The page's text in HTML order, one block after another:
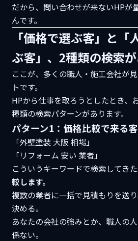
だから、問い合わせが来ないHPが
んです。
「価格で選ぶ客」と「
ぶ客」、2種類の検索
ここが、多くの職人・施工会社が
トです。
HPから仕事を取ろうとしたとき、
種類の検索パターンがあります。
パターン1：価格比較で来る客
「外壁塗装 大阪 相場」
「リフォーム 安い 業者」
こういうキーワードで検索してきた
較します。
複数の業者に一括で見積もりを送
決める。
あなたの会社の強みとか、職人の
係ない。